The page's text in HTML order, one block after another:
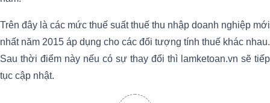
Trên đây là các mức thuế suất thuế thu nhập doanh nghiệp mới
nhất năm 2015 áp dụng cho các đối tượng tính thuế khác nhau.
Sau thời điểm này nếu có sự thay đổi thì lamketoan.vn sẽ tiếp
tục cập nhật.